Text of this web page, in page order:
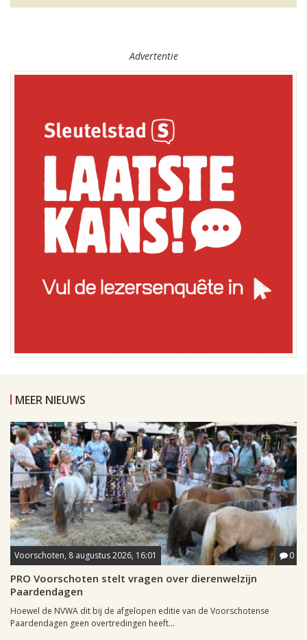
Advertentie
MEER NIEUWS
Voorschoten, 8 augustus 2026, 16:01 0
PRO Voorschoten stelt vragen over dierenwelzijn
Paardendagen
Hoewel de NVWA dit bij de afgelopen editie van de Voorschotense
Paardendagen geen overtredingen heeft...